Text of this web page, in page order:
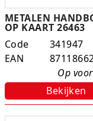
METALEN
OP KAART 26463
Code
341947
EAN
Op
Bekijken